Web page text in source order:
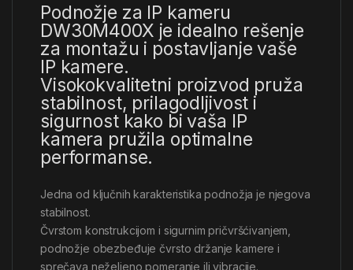
Podnožje za IP kameru
DW30M400X je idealno rešenje
za montažu i postavljanje vaše
IP kamere.
Visokokvalitetni proizvod pruža
stabilnost, prilagodljivost i
sigurnost kako bi vaša IP
kamera pružila optimalne
performanse.
Jedna od ključnih karakteristika podnožja je njegova
stabilnost.
Čvrstom konstrukcijom i sigurnim pričvršćivanjem,
podnožje obezbeđuje čvrsto držanje kamere i
sprečava neželjeno pomeranje ili vibracije.